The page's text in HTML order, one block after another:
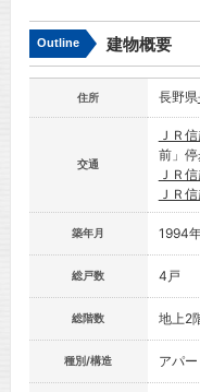
Outline 建物概要
住所 長野県
交通
ＪＲ
前」
ＪＲ
ＪＲ
築年月 1994
総戸数 4戸
総階数 地上2
種別/構造 アパ